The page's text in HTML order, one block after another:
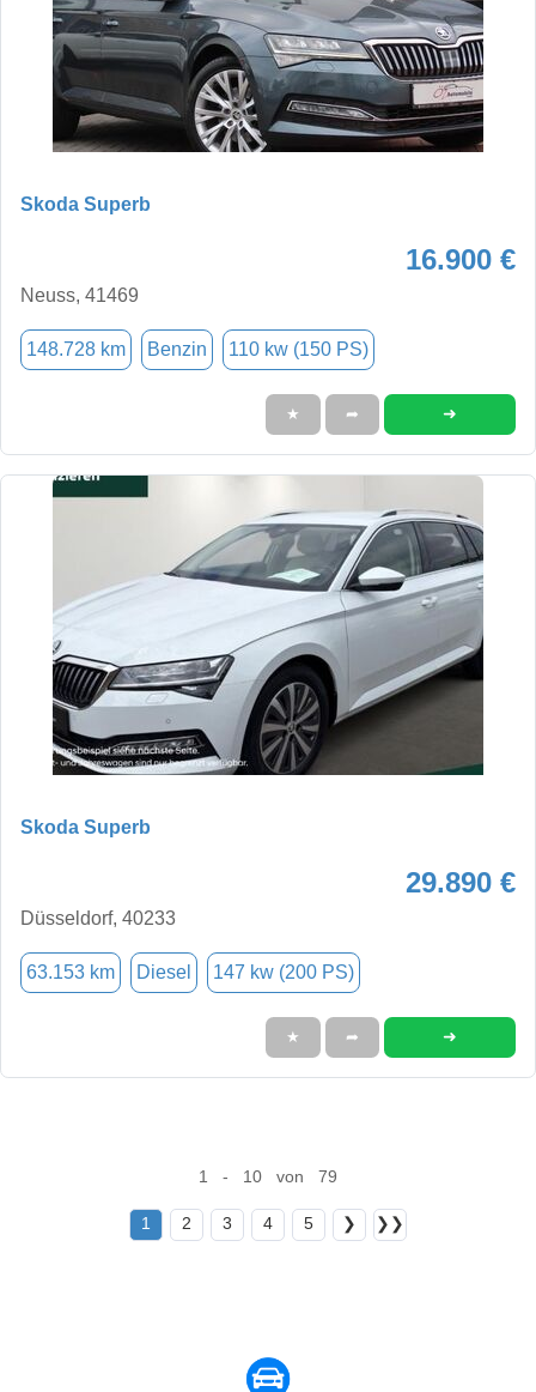
Skoda Superb
16.900 €
Neuss, 41469
148.728 km Benzin 110 kw (150 PS)
★ ➦ ➜
Skoda Superb
29.890 €
Düsseldorf, 40233
63.153 km Diesel 147 kw (200 PS)
★ ➦ ➜
1 - 10 von 79
1 2 3 4 5 ❯ ❯❯